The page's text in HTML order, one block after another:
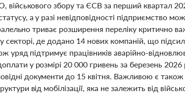
військового збору та ЄСВ за перший квартал
а у разі невідповідності підприємство
триває розширення переліку критично
де додано 14 нових компаній, що
уряд підтримує працівників аварійно-
у розмірі 20 000 гривень за березень
документи до 15 квітня. Важливою є
від мобілізації, яка не залежить від